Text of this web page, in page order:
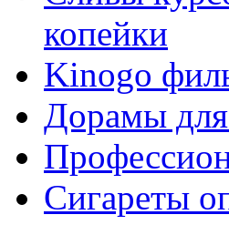
копейки
Kinogo
Дорамы для
Сигареты